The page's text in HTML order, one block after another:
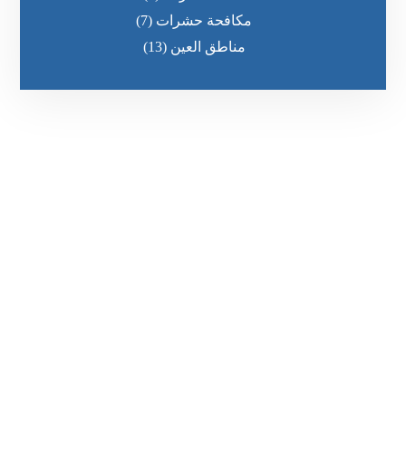
مكافحة حشرات (7)
مناطق العين (13)